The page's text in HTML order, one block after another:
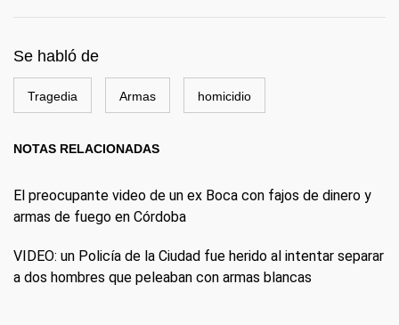
Se habló de
Tragedia Armas homicidio
NOTAS RELACIONADAS
El preocupante video de un ex Boca con fajos de dinero y
armas de fuego en Córdoba
VIDEO: un Policía de la Ciudad fue herido al intentar separar
a dos hombres que peleaban con armas blancas